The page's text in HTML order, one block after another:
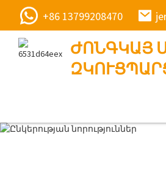
+86 13799208470
ԺՈՆԳԿԱՅ